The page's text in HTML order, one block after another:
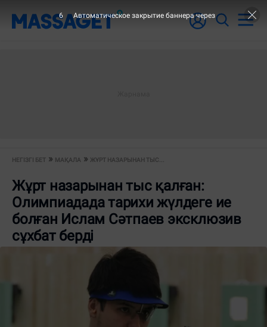
НЕГІЗГІ БЕТ МАҚАЛА ЖҰРТ НАЗАРЫНАН ТЫС...
Жұрт назарынан тыс қалған:
Олимпиадада тарихи жүлдеге ие
болған Ислам Сәтпаев эксклюзив
сұхбат берді
5 Автоматическое закрытие баннера через